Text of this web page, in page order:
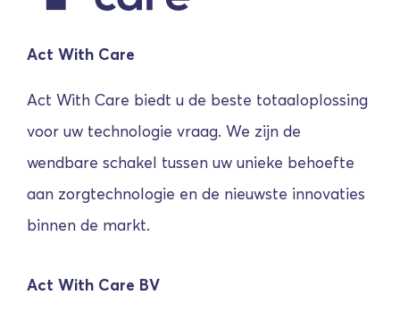
Act With Care
Act With Care biedt u de beste totaaloplossing
voor uw technologie vraag. We zijn de
wendbare schakel tussen uw unieke behoefte
aan zorgtechnologie en de nieuwste innovaties
binnen de markt.
Act With Care BV